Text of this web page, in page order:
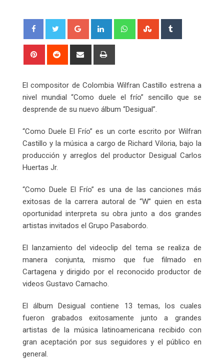
Google+ LinkedIn WhatsappStumbleUpon
Pinterest Reddit
Share
El compositor de Colombia Wilfran Castillo estrena a
nivel mundial “Como duele el frío” sencillo que se
desprende de su nuevo álbum “Desigual”.
“Como Duele El Frío” es un corte escrito por Wilfran
Castillo y la música a cargo de Richard Viloria, bajo la
producción y arreglos del productor Desigual Carlos
Huertas Jr.
“Como Duele El Frío” es una de las canciones más
exitosas de la carrera autoral de “W” quien en esta
oportunidad interpreta su obra junto a dos grandes
artistas invitados el Grupo Pasabordo.
El lanzamiento del videoclip del tema se realiza de
manera conjunta, mismo que fue filmado en
Cartagena y dirigido por el reconocido productor de
videos Gustavo Camacho.
El álbum Desigual contiene 13 temas, los cuales
fueron grabados exitosamente junto a grandes
artistas de la música latinoamericana recibido con
gran aceptación por sus seguidores y el público en
general.